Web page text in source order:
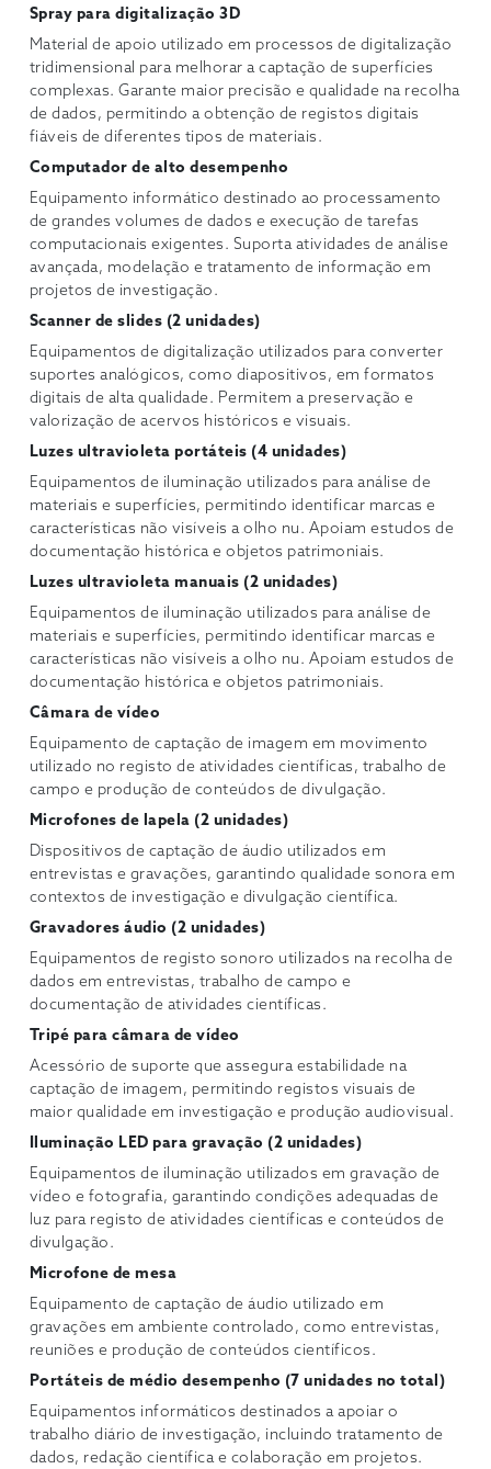
Spray para digitalização 3D
Material de apoio utilizado em processos de digitalização
tridimensional para melhorar a captação de superfícies
complexas. Garante maior precisão e qualidade na recolha
de dados, permitindo a obtenção de registos digitais
fiáveis de diferentes tipos de materiais.
Computador de alto desempenho
Equipamento informático destinado ao processamento
de grandes volumes de dados e execução de tarefas
computacionais exigentes. Suporta atividades de análise
avançada, modelação e tratamento de informação em
projetos de investigação.
Scanner de slides (2 unidades)
Equipamentos de digitalização utilizados para converter
suportes analógicos, como diapositivos, em formatos
digitais de alta qualidade. Permitem a preservação e
valorização de acervos históricos e visuais.
Luzes ultravioleta portáteis (4 unidades)
Equipamentos de iluminação utilizados para análise de
materiais e superfícies, permitindo identificar marcas e
características não visíveis a olho nu. Apoiam estudos de
documentação histórica e objetos patrimoniais.
Luzes ultravioleta manuais (2 unidades)
Equipamentos de iluminação utilizados para análise de
materiais e superfícies, permitindo identificar marcas e
características não visíveis a olho nu. Apoiam estudos de
documentação histórica e objetos patrimoniais.
Câmara de vídeo
Equipamento de captação de imagem em movimento
utilizado no registo de atividades científicas, trabalho de
campo e produção de conteúdos de divulgação.
Microfones de lapela (2 unidades)
Dispositivos de captação de áudio utilizados em
entrevistas e gravações, garantindo qualidade sonora em
contextos de investigação e divulgação científica.
Gravadores áudio (2 unidades)
Equipamentos de registo sonoro utilizados na recolha de
dados em entrevistas, trabalho de campo e
documentação de atividades científicas.
Tripé para câmara de vídeo
Acessório de suporte que assegura estabilidade na
captação de imagem, permitindo registos visuais de
maior qualidade em investigação e produção audiovisual.
Iluminação LED para gravação (2 unidades)
Equipamentos de iluminação utilizados em gravação de
vídeo e fotografia, garantindo condições adequadas de
luz para registo de atividades científicas e conteúdos de
divulgação.
Microfone de mesa
Equipamento de captação de áudio utilizado em
gravações em ambiente controlado, como entrevistas,
reuniões e produção de conteúdos científicos.
Portáteis de médio desempenho (7 unidades no total)
Equipamentos informáticos destinados a apoiar o
trabalho diário de investigação, incluindo tratamento de
dados, redação científica e colaboração em projetos.